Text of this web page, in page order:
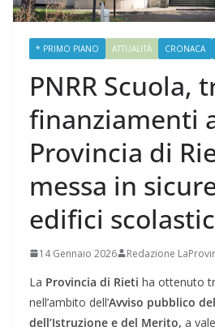
* PRIMO PIANO ATTUALITÀ CRONACA
PNRR Scuola,
finanziamenti
Provincia di
messa in
edifici
14 Gennaio 2026 Redazione
La Provincia di Rieti ha ottenuto
nell’ambito dell’Avviso pubblico
dell’Istruzione e del Merito, a